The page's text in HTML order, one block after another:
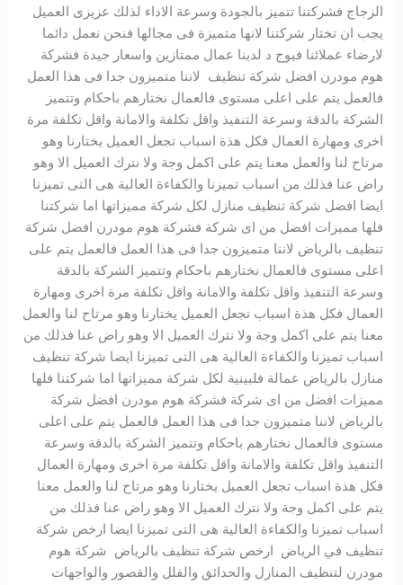
الزجاج فشركتنا تتميز بالجودة وسرعة الاداء لذلك عزيزى العميل
يجب ان تختار شركتنا لانها متميزة فى مجالها فنحن نعمل دائما
لارضاء عملائنا فيوج د لدينا عمال ممتازين واسعار جيدة فشركة
هوم مودرن افضل شركة تنظيف لاننا متميزون جدا فى هذا العمل
فالعمل يتم على اعلى مستوى فالعمال نختارهم باحكام وتتميز
الشركة بالدقة وسرعة التنفيذ واقل تكلفة والامانة واقل تكلفة مرة
اخرى ومهارة العمال فكل هذة اسباب تجعل العميل يختارنا وهو
مرتاح لنا والعمل معنا يتم على اكمل وجة ولا نترك العميل الا وهو
راض عنا فذلك من اسباب تميزنا والكفاءة العالية هى التى تميزنا
ايضا افضل شركة تنظيف منازل لكل شركة مميزاتها اما شركتنا
فلها مميزات افضل من اى شركة فشركة هوم مودرن افضل شركة
تنظيف بالرياض لاننا متميزون جدا فى هذا العمل فالعمل يتم على
اعلى مستوى فالعمال نختارهم باحكام وتتميز الشركة بالدقة
وسرعة التنفيذ واقل تكلفة والامانة واقل تكلفة مرة اخرى ومهارة
العمال فكل هذة اسباب تجعل العميل يختارنا وهو مرتاح لنا والعمل
معنا يتم على اكمل وجة ولا نترك العميل الا وهو راض عنا فذلك من
اسباب تميزنا والكفاءة العالية هى التى تميزنا ايضا شركة تنظيف
منازل بالرياض عمالة فلبينية لكل شركة مميزاتها اما شركتنا فلها
مميزات افضل من اى شركة فشركة هوم مودرن افضل شركة
بالرياض لاننا متميزون جدا فى هذا العمل فالعمل يتم على اعلى
مستوى فالعمال نختارهم باحكام وتتميز الشركة بالدقة وسرعة
التنفيذ واقل تكلفة والامانة واقل تكلفة مرة اخرى ومهارة العمال
فكل هذة اسباب تجعل العميل يختارنا وهو مرتاح لنا والعمل معنا
يتم على اكمل وجة ولا نترك العميل الا وهو راض عنا فذلك من
اسباب تميزنا والكفاءة العالية هى التى تميزنا ايضا ارخص شركة
تنظيف في الرياض ارخص شركة تنظيف بالرياض شركة هوم
مودرن لتنظيف المنازل والحدائق والفلل والقصور والواجهات